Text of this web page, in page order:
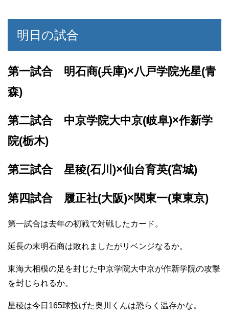
明日の試合
第一試合 明石商(兵庫)×八戸学院光星(青
森)
第二試合 中京学院大中京(岐阜)×作新学
院(栃木)
第三試合 星稜(石川)×仙台育英(宮城)
第四試合 履正社(大阪)×関東一(東東京)
第一試合は去年の初戦で対戦したカード。
延長の末明石商は敗れましたがリベンジなるか。
東海大相模の足を封じた中京学院大中京が作新学院の攻撃
を封じられるか。
星稜は今日165球投げた奥川くんは恐らく温存かな。